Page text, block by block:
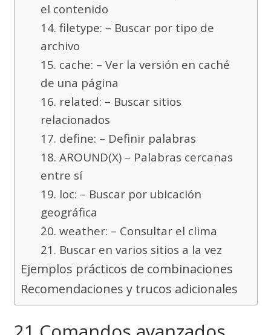
el contenido
14. filetype: – Buscar por tipo de
archivo
15. cache: – Ver la versión en caché
de una página
16. related: – Buscar sitios
relacionados
17. define: – Definir palabras
18. AROUND(X) – Palabras cercanas
entre sí
19. loc: – Buscar por ubicación
geográfica
20. weather: – Consultar el clima
21. Buscar en varios sitios a la vez
Ejemplos prácticos de combinaciones
Recomendaciones y trucos adicionales